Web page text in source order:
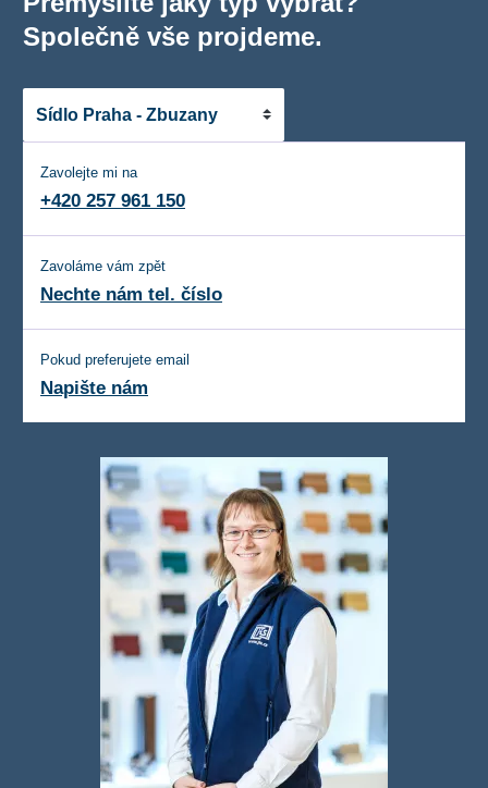
Společně vše projdeme.
Zavolejte mi na
+420 257 961 150
Zavoláme vám zpět
Nechte nám tel. číslo
Pokud preferujete email
Napište nám